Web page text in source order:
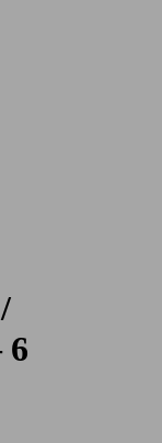
6